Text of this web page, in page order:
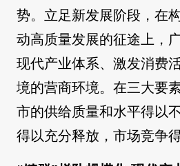
势。立足新发展阶段，在
动高质量发展的征途上，
现代产业体系、激发消费
境的营商环境。在三大要
市的供给质量和水平得以
得以充分释放，市场竞争